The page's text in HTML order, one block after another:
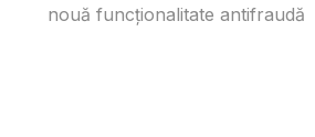
nouă funcționalitate antifraudă